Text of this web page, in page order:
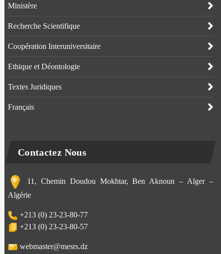
Ministère
Recherche Scientifique
Coopération Interuniversitaire
Ethique et Déontologie
Textes Juridiques
Français
Contactez Nous
11, Chemin Doudou Mokhtar, Ben Aknoun – Alger –
Algérie
+213 (0) 23-23-80-77
+213 (0) 23-23-80-57
webmaster@mesrs.dz